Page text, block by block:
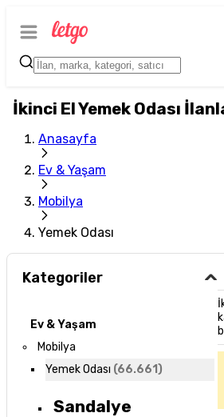
İkinci El Yemek Odası
Anasayfa
Ev & Yaşam
Mobilya
Yemek Odası
Kategoriler
Ev & Yaşam
Mobilya
Yemek Odası (66.661)
Sandalye